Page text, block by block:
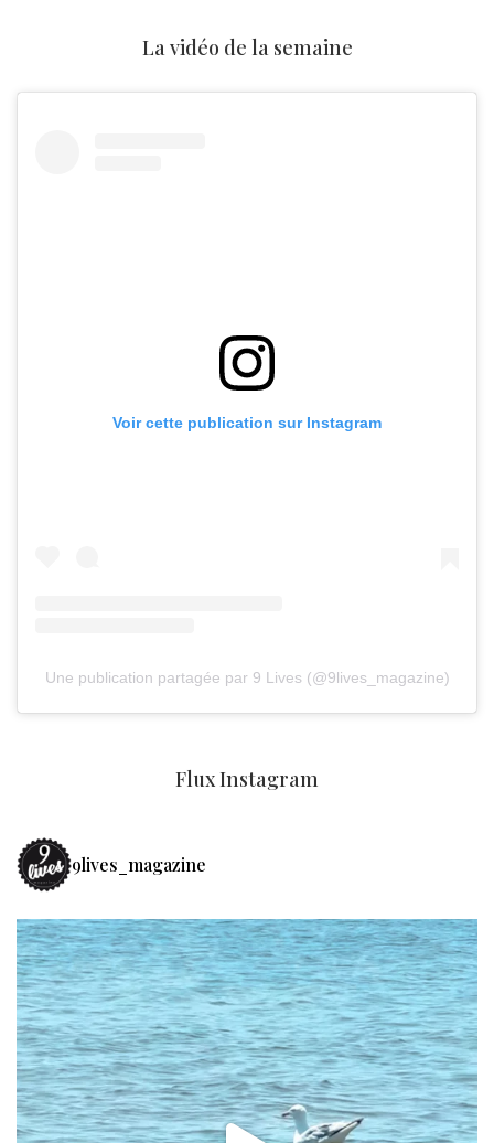
La vidéo de la semaine
Voir cette publication sur Instagram
Une publication partagée par 9 Lives (@9lives_magazine)
Flux Instagram
9lives_magazine